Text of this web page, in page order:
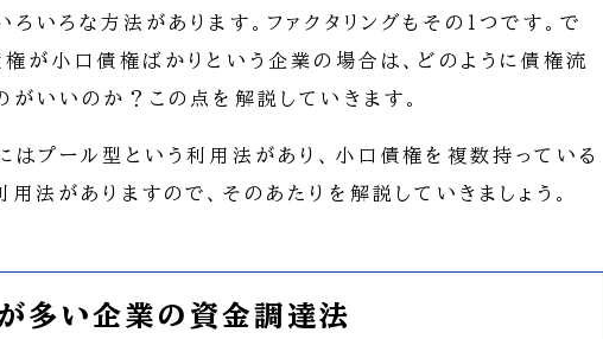
いろな方法があります。ファクタリングもその1つです。で
権が小口債権ばかりという企業の場合は、どのように債権流
がいいのか？この点を解説していきます。
はプール型という利用法があり、小口債権を複数持っている
法がありますので、そのあたりを解説していきましょう。
多い企業の資金調達法